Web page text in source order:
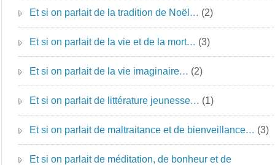
Et si on parlait de la tradition de Noël… (2)
Et si on parlait de la vie et de la mort… (3)
Et si on parlait de la vie imaginaire… (2)
Et si on parlait de littérature jeunesse… (1)
Et si on parlait de maltraitance et de bienveillance… (3)
Et si on parlait de méditation, de bonheur et de